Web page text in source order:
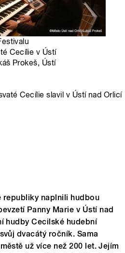
Cecílie v Ústí
Prokeš, Ústí
Cecílie slavil v Ústí nad Orlicí
republiky naplnili hudbou
Panny Marie v Ústí nad
hudby Cecilské hudební
dvacátý ročník. Sama
už více než 200 let. Jejím